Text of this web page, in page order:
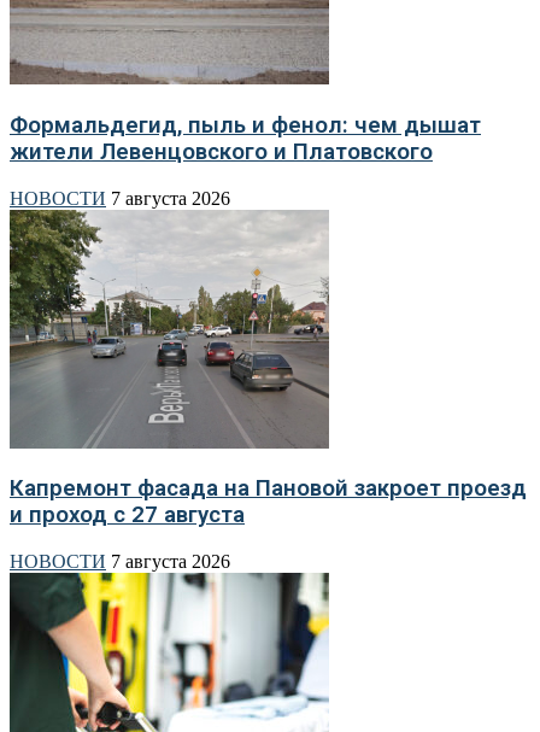
Формальдегид, пыль и фенол: чем дышат
жители Левенцовского и Платовского
НОВОСТИ 7 августа 2026
Капремонт фасада на Пановой закроет проезд
и проход с 27 августа
НОВОСТИ 7 августа 2026